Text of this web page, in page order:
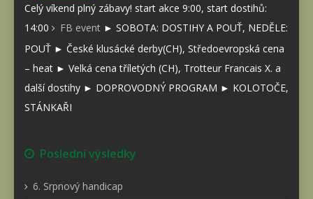
Celý víkend plný zábavy! start akce 9:00, start dostihů:
14:00
FB event ► SOBOTA: DOSTIHY A POUŤ, NEDĚLE:
POUŤ ► České klusácké derby(CH), Středoevropská cena
– heat ► Velká cena tříletých (CH), Trotteur Francais X. a
další dostihy ► DOPROVODNÝ PROGRAM ► KOLOTOČE,
STÁNKAŘI
Poslední výsledky
6. Srpnový handicap